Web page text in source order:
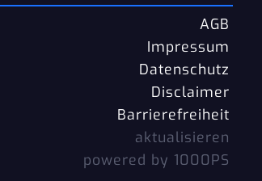
AGB
Impressum
Datenschutz
Disclaimer
Barrierefreiheit
aktualisieren
powered by 1000PS